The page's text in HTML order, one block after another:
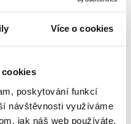
Více o cookies
cookies
poskytování funkcí
návštěvnosti využíváme
jak náš web používáte,
nemá.
Uvedl při
proč zprávy
na to, aby byly
(.pdf).